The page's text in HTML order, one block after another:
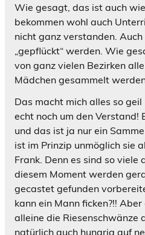
Wie gesagt, das ist auch
bekommen wohl auch
nicht ganz verstanden.
„gepflückt“ werden. Wie
von ganz vielen Bezirken
Mädchen gesammelt
Das macht mich alles so
echt noch um den Verstand!
und das ist ja nur ein
ist im Prinzip unmöglich sie
Frank. Denn es sind so viele
diesem Moment werden
gecastet gefunden
kann ein Mann ficken?!!
alleine die Riesenschwänze
natürlich auch hungrig auf